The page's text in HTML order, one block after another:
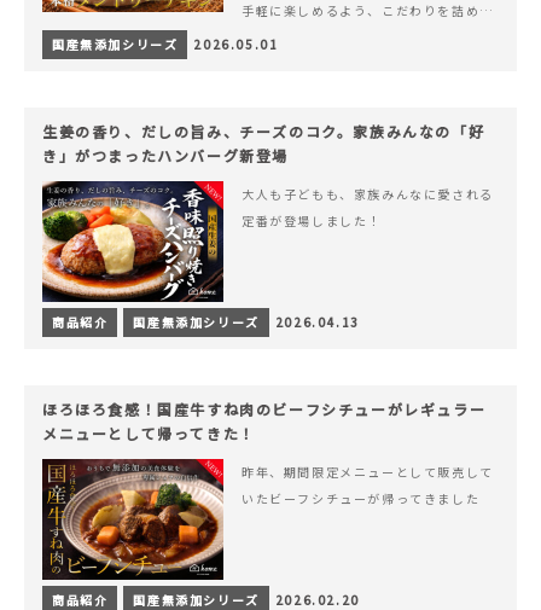
手軽に楽しめるよう、こだわりを詰め込
んで仕上げました。 様々なシーンでお召
国産無添加シリーズ 2026.05.01
生姜の香り、だしの旨み、チーズのコク。家族みんなの「好
き」がつまったハンバーグ新登場
大人も子どもも、家族みんなに愛される
定番が登場しました！
商品紹介 国産無添加シリーズ 2026.04.13
ほろほろ食感！国産牛すね肉のビーフシチューがレギュラー
メニューとして帰ってきた！
昨年、期間限定メニューとして販売して
いたビーフシチューが帰ってきました
商品紹介 国産無添加シリーズ 2026.02.20